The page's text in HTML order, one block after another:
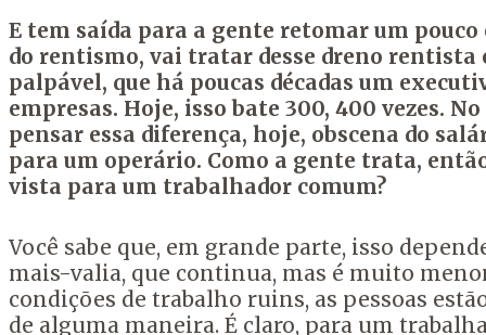
E tem saída para a gente retomar um
do rentismo, vai tratar desse dreno
palpável, que há poucas décadas um
empresas. Hoje, isso bate 300, 400 vezes.
pensar essa diferença, hoje, obscena do
para um operário. Como a gente trata,
vista para um trabalhador comum?
Você sabe que, em grande parte, isso
mais-valia, que continua, mas é muito
condições de trabalho ruins, as pessoas
de alguma maneira. É claro, para um